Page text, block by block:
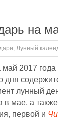
на
, Лунный
2017 года
дня
лунный
в мае, а
первой и